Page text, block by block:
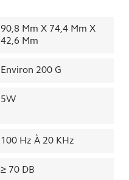
90,8 Mm X 74,4 Mm X
42,6 Mm
Environ 200 G
5W
100 Hz À 20 KHz
≥ 70 DB